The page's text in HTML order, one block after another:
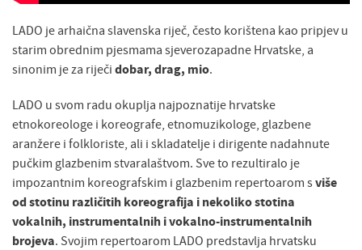
LADO je arhaična slavenska riječ, često korištena kao pripjev u
starim obrednim pjesmama sjeverozapadne Hrvatske, a
sinonim je za riječi dobar, drag, mio.
LADO u svom radu okuplja najpoznatije hrvatske
etnokoreologe i koreografe, etnomuzikologe, glazbene
aranžere i folkloriste, ali i skladatelje i dirigente nadahnute
pučkim glazbenim stvaralaštvom. Sve to rezultiralo je
impozantnim koreografskim i glazbenim repertoarom sviše
od stotinu različitih koreografija i nekoliko stotina
vokalnih, instrumentalnih i vokalno-instrumentalnih
brojeva. Svojim repertoarom LADO predstavlja hrvatsku